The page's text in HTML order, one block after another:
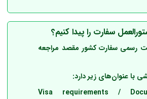
سفارت را پیدا کنیم؟
رسمی سفارت کشور مقصد مراجعه
با عنوان‌های زیر دارد:
Visa requirements /